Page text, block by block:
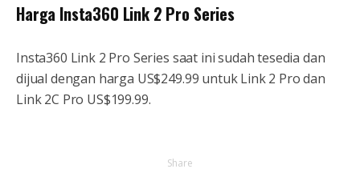
Harga Insta360 Link 2 Pro Series
Insta360 Link 2 Pro Series saat ini sudah tesedia dan
dijual dengan harga US$249.99 untuk Link 2 Pro dan
Link 2C Pro US$199.99.
Share